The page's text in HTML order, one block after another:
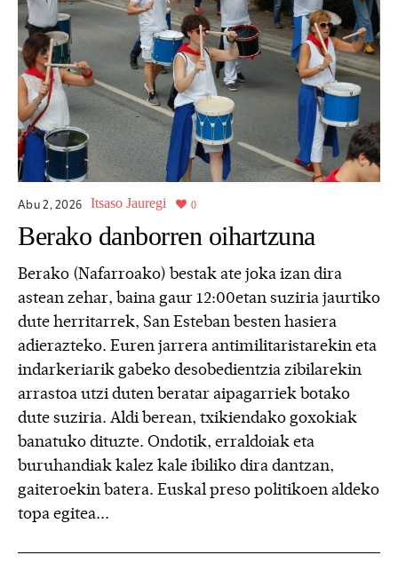
Abu 2,2026 Itsaso Jauregi 0
Berako danborren oihartzuna
Berako (Nafarroako) bestak ate joka izan dira
astean zehar, baina gaur 12:00etan suziria jaurtiko
dute herritarrek, San Esteban besten hasiera
adierazteko. Euren jarrera antimilitaristarekin eta
indarkeriarik gabeko desobedientzia zibilarekin
arrastoa utzi duten beratar aipagarriek botako
dute suziria. Aldi berean, txikiendako goxokiak
banatuko dituzte. Ondotik, erraldoiak eta
buruhandiak kalez kale ibiliko dira dantzan,
gaiteroekin batera. Euskal preso politikoen aldeko
topa egitea...